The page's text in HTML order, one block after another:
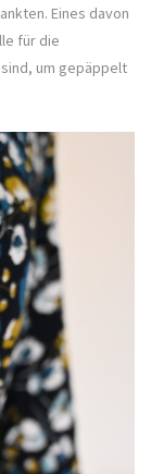
Eines davon
für die
um gepäppelt